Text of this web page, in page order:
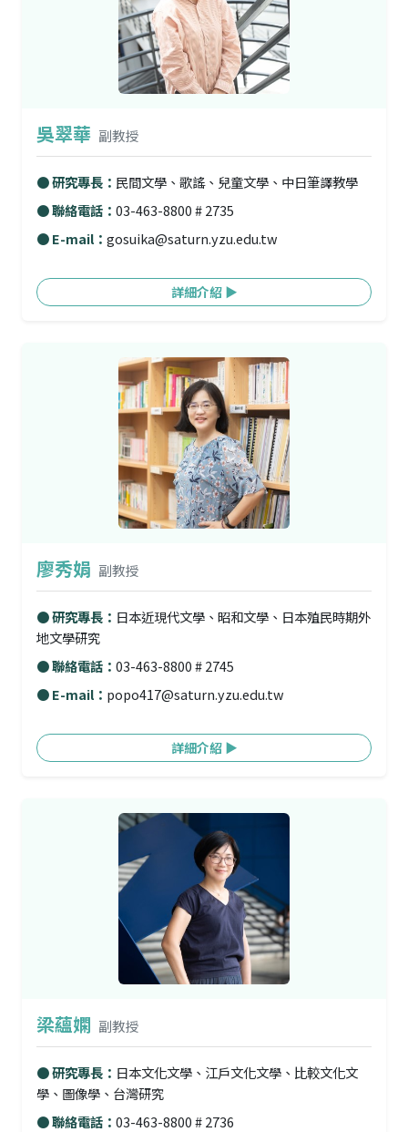
吳翠華 副教授
● 研究專長： 民間文學、歌謠、兒童文學、中日筆譯教學
● 聯絡電話： 03-463-8800 # 2735
● E-mail： gosuika@saturn.yzu.edu.tw
詳細介紹 ▶
廖秀娟 副教授
● 研究專長： 日本近現代文學、昭和文學、日本殖民時期外
地文學研究
● 聯絡電話： 03-463-8800 # 2745
● E-mail： popo417@saturn.yzu.edu.tw
詳細介紹 ▶
梁蘊嫻 副教授
● 研究專長： 日本文化文學、江戶文化文學、比較文化文
學、圖像學、台灣研究
● 聯絡電話： 03-463-8800 # 2736